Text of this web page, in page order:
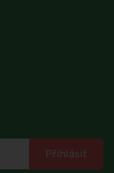
Přihlásit